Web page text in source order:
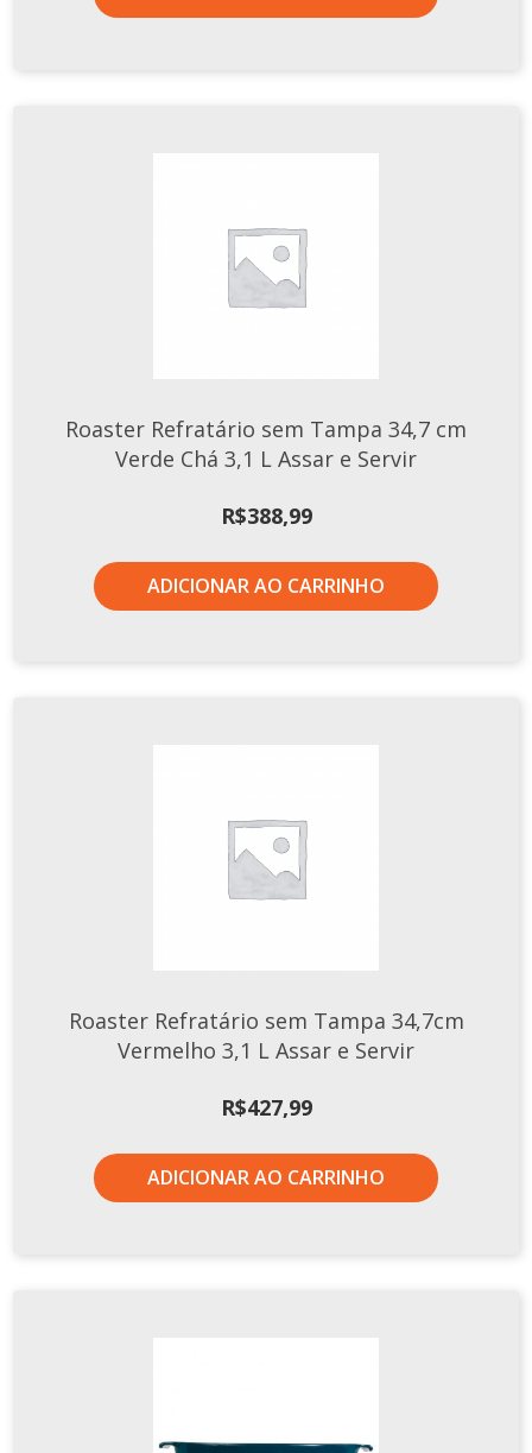
Roaster Refratário sem Tampa 34,7 cm
Verde Chá 3,1 L Assar e Servir
R$388,99
ADICIONAR AO CARRINHO
Roaster Refratário sem Tampa 34,7cm
Vermelho 3,1 L Assar e Servir
R$427,99
ADICIONAR AO CARRINHO